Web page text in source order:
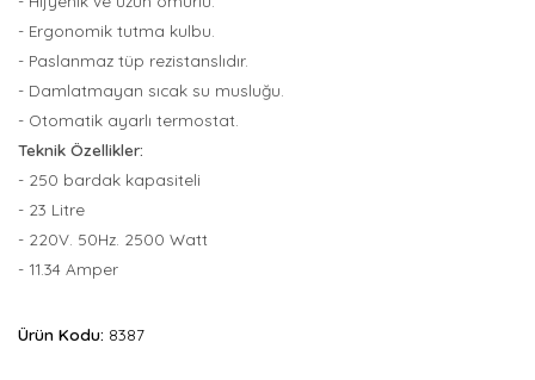
- Ergonomik tutma kulbu.
- Paslanmaz tüp rezistanslıdır.
- Damlatmayan sıcak su musluğu.
- Otomatik ayarlı termostat.
Teknik Özellikler:
- 250 bardak kapasiteli
- 23 Litre
- 220V. 50Hz. 2500 Watt
- 11.34 Amper
Ürün Kodu: 8387